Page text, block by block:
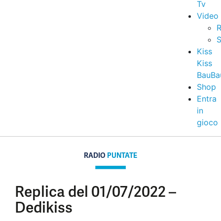
Tv
Video
Kiss
Kiss
Shop
Entra
in
gioco
RADIO PUNTATE
Replica del 01/07/2022 –
Dedikiss